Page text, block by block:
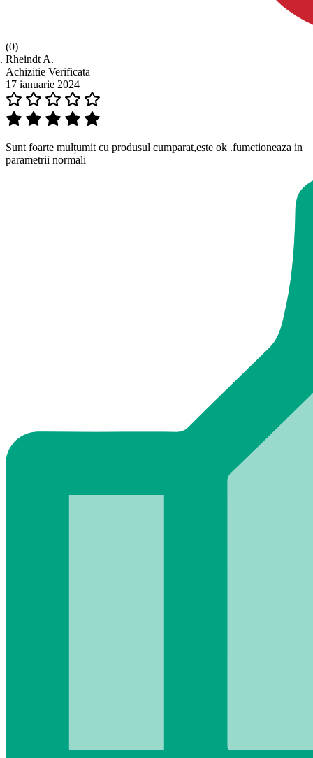
(0)
Rheindt A.
Achizitie Verificata
17 ianuarie 2024
Sunt foarte mulțumit cu produsul cumparat,este ok .fumctioneaza in
parametrii normali